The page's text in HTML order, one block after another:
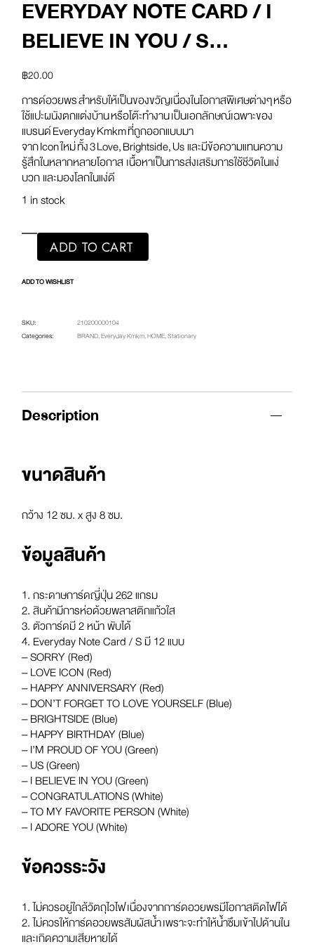
EVERYDAY NOTE CARD / I
BELIEVE IN YOU / S
(GREEN)
฿20.00
การด์อวยพร สําหรับให้เป็นของขวัญเนื่องในโอกาสพิเศษต่างๆ หรือ
ใช้แปะผนังตกแต่งบ้าน หรือโต๊ะทำงาน เป็นเอกลักษณ์เฉพาะของ
แบรนด์ Everyday Kmkm ที่ถูกออกแบบมา
จาก Icon ใหม่ ทั้ง 3 Love, Brightside, Us และมีข้อความแทนความ
รู้สึกในหลากหลายโอกาส เนื้อหาเป็นการส่งเสริมการใช้ชีวิตในแง่
บวก และมองโลกในแง่ดี
1 in stock
ADD TO CART
ADD TO WISHLIST
SKU:
210200000104
Categories:
BRAND,Everyday Kmkm,HOME,Stationary
Description
ขนาดสินค้า
กว้าง 12 ซม. x สูง 8 ซม.
ข้อมูลสินค้า
1. กระดาษการ์ดญี่ปุ่น 262 แกรม
2. สินค้ามีการห่อด้วยพลาสติกแก้วใส
3. ตัวการ์ดมี 2 หน้า พับได้
4. Everyday Note Card / S มี 12 แบบ
– SORRY (Red)
– LOVE ICON (Red)
– HAPPY ANNIVERSARY (Red)
– DON’T FORGET TO LOVE YOURSELF (Blue)
– BRIGHTSIDE (Blue)
– HAPPY BIRTHDAY (Blue)
– I’M PROUD OF YOU (Green)
– US (Green)
– I BELIEVE IN YOU (Green)
– CONGRATULATIONS (White)
– TO MY FAVORITE PERSON (White)
– I ADORE YOU (White)
ข้อควรระวัง
1. ไม่ควรอยู่ใกล้วัตถุไวไฟ เนื่องจากการ์ดอวยพรมีโอกาสติดไฟได้
2. ไม่ควรให้การ์ดอวยพรสัมผัสน้ำ เพราะจะทำให้น้ำซึมเข้าไปด้านใน
และเกิดความเสียหายได้